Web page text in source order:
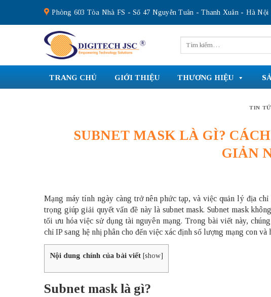
content
Phòng 603 Tòa Nhà FS - Số 47 Nguyễn Tuân - Thanh Xuân - Hà Nội
kiếm:
TRANG CHỦ GIỚI THIỆU THƯƠNG HIỆU
TIN
SUBNET MASK LÀ GÌ?
GIẢN
Mạng máy tính ngày càng trở nên phức tạp, và việc quản lý địa
trọng giúp giải quyết vấn đề này là subnet mask. Subnet mask
tối ưu hóa việc sử dụng tài nguyên mạng. Trong bài viết này,
chỉ IP sang hệ nhị phân cho đến việc xác định số lượng mạng con và
Nội dung chính của bài viết [show]
Subnet mask là gì?